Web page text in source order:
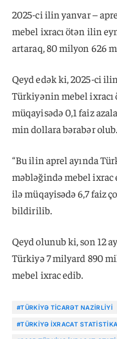
2025-ci ilin yanvar –
mebel ixracı ötən ilin
artaraq, 80 milyon 626
Qeyd edək ki, 2025-ci
Türkiyənin mebel
müqayisədə 0,1 faiz
min dollara bərabər olub.
“Bu ilin aprel ayında
məbləğində mebel ixrac
ilə müqayisədə 6,7 faiz
bildirilib.
Qeyd olunub ki, son 12
Türkiyə 7 milyard 890
mebel ixrac edib.
#TÜRKIYƏ TICARƏT NAZIRLIYI
#TÜRKIYƏ IXRACAT